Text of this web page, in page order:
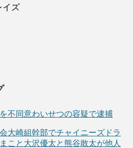
イズ
不同意わいせつの容疑で逮捕
大崎組幹部でチャイニーズドラ
こと大沢優太と熊谷敢太が他人